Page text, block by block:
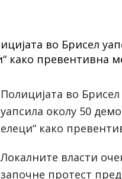
Полицијата во
уапсила околу 50
елеци“ како
Локалните власти
започне протест